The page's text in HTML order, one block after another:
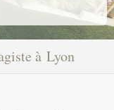
à Lyon